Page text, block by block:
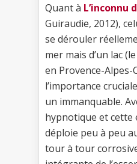
Quant à L’inconnu
Guiraudie, 2012),
se dérouler
mer mais d’un lac
en Provence-Alpes-
l’importance
un immanquable.
hypnotique et cette
déploie peu à peu
tour à tour